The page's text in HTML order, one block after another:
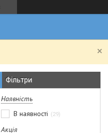
Фільтри
Наявність
В наявності
29
Акція